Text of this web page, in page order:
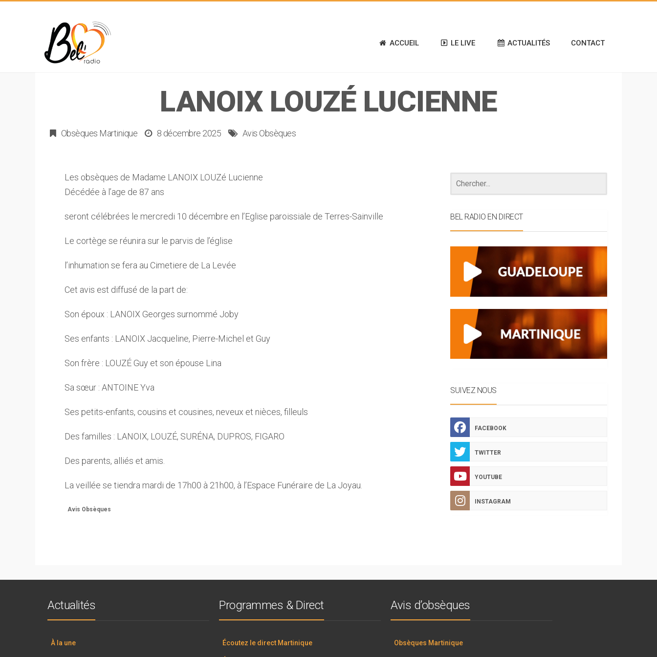
ACCUEIL LE LIVE ACTUALITÉS CONTACT
LANOIX LOUZÉ LUCIENNE
Obsèques Martinique 8 décembre 2025 Avis Obsèques
Les obsèques de Madame LANOIX LOUZé Lucienne
Décédée à l’age de 87 ans
seront célébrées le mercredi 10 décembre en l’Eglise paroissiale de Terres-Sainville
Le cortège se réunira sur le parvis de l’église
l’inhumation se fera au Cimetiere de La Levée
Cet avis est diffusé de la part de:
Son époux : LANOIX Georges surnommé Joby
Ses enfants : LANOIX Jacqueline, Pierre-Michel et Guy
Son frère : LOUZÉ Guy et son épouse Lina
Sa sœur : ANTOINE Yva
Ses petits-enfants, cousins et cousines, neveux et nièces, filleuls
Des familles : LANOIX, LOUZÉ, SURÉNA, DUPROS, FIGARO
Des parents, alliés et amis.
La veillée se tiendra mardi de 17h00 à 21h00, à l’Espace Funéraire de La Joyau.
Avis Obsèques
BEL RADIO EN DIRECT
SUIVEZ NOUS
FACEBOOK
TWITTER
YOUTUBE
INSTAGRAM
Actualités
À la une
Programmes & Direct
Écoutez le direct Martinique
Avis d’obsèques
Obsèques Martinique